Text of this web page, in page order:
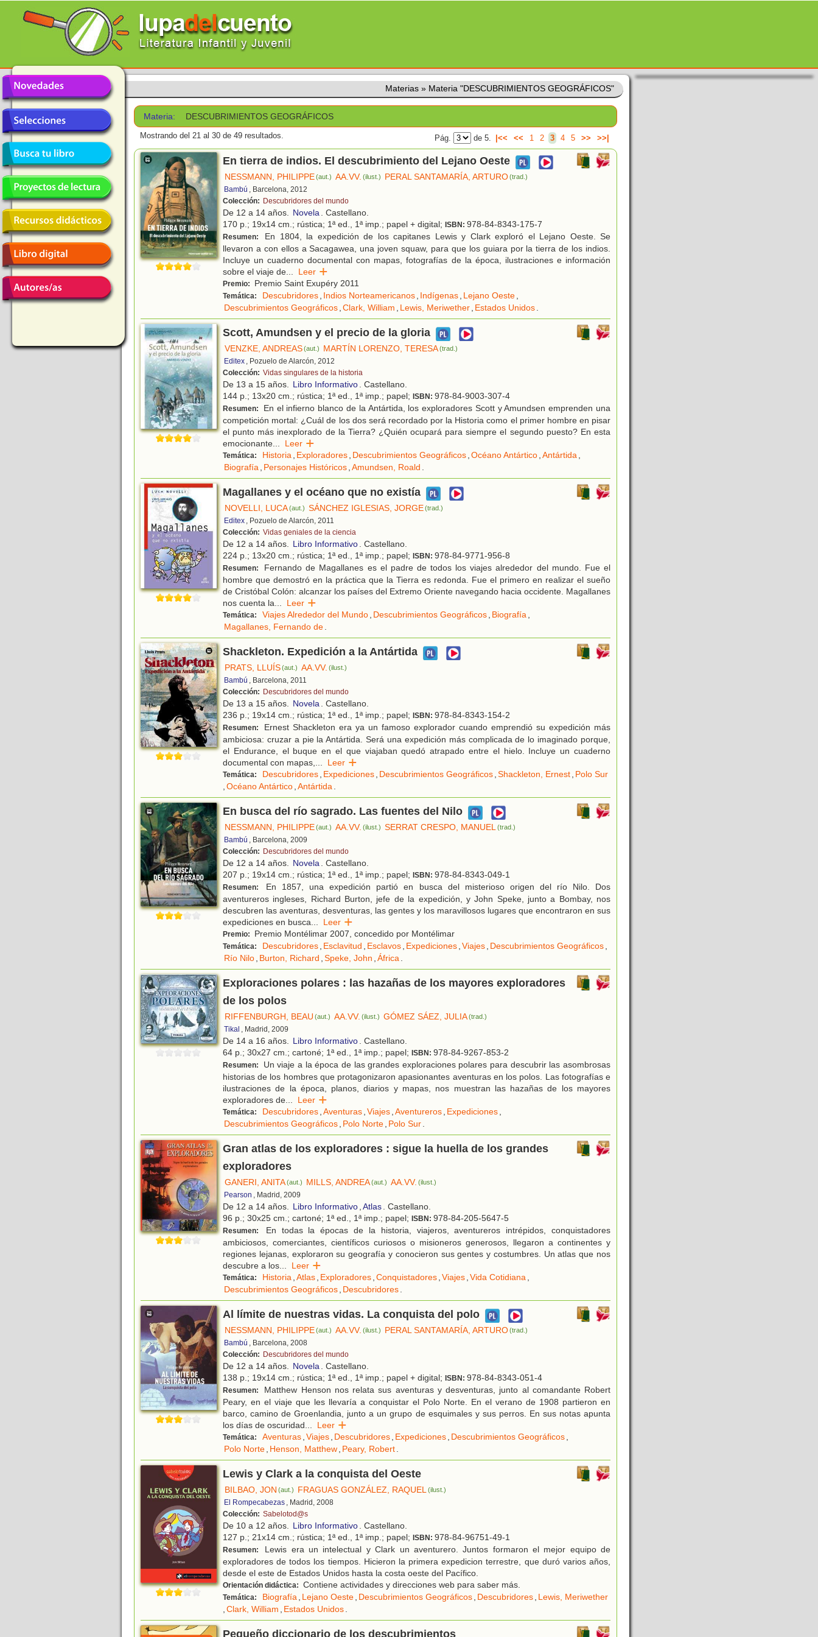
Materias » Materia "DESCUBRIMIENTOS GEOGRÁFICOS"
Materia: DESCUBRIMIENTOS GEOGRÁFICOS
Mostrando del 21 al 30 de 49 resultados. Pág. de 5. |<< << 1 2 3 4 5 >> >>|
En tierra de indios. El descubrimiento del Lejano Oeste
NESSMANN, PHILIPPE(aut.) AA.VV. (ilust.) PERAL SANTAMARÍA, ARTURO (trad.)
Bambú , Barcelona, 2012
Colección: Descubridores del mundo
De 12 a 14 años. Novela. Castellano.
170 p.; 19x14 cm.; rústica; 1ª ed., 1ª imp.; papel + digital; ISBN: 978-84-8343-175-7
Resumen:
En 1804, la expedición de los capitanes Lewis y Clark exploró el Lejano Oeste. Se
llevaron a con ellos a Sacagawea, una joven squaw, para que los guiara por la tierra de los indios.
Incluye un cuaderno documental con mapas, fotografías de la época, ilustraciones e información
sobre el viaje de... Leer
Premio: Premio Saint Exupéry 2011
Temática: Descubridores, Indios Norteamericanos, Indígenas, Lejano Oeste,
Descubrimientos Geográficos,Clark, William , Lewis, Meriwether, Estados Unidos.
Scott, Amundsen y el precio de la gloria
VENZKE, ANDREAS(aut.) MARTÍN LORENZO, TERESA(trad.)
Editex , Pozuelo de Alarcón, 2012
Colección: Vidas singulares de la historia
De 13 a 15 años. Libro Informativo. Castellano.
144 p.; 13x20 cm.; rústica; 1ª ed., 1ª imp.; papel; ISBN: 978-84-9003-307-4
Resumen:
En el infierno blanco de la Antártida, los exploradores Scott y Amundsen emprenden una
competición mortal: ¿Cuál de los dos será recordado por la Historia como el primer hombre en pisar
el punto más inexplorado de la Tierra? ¿Quién ocupará para siempre el segundo puesto? En esta
emocionante... Leer
Temática: Historia, Exploradores, Descubrimientos Geográficos,Océano Antártico,Antártida,
Biografía, Personajes Históricos,Amundsen, Roald .
Magallanes y el océano que no existía
NOVELLI, LUCA(aut.) SÁNCHEZ IGLESIAS, JORGE(trad.)
Editex , Pozuelo de Alarcón, 2011
Colección: Vidas geniales de la ciencia
De 12 a 14 años. Libro Informativo. Castellano.
224 p.; 13x20 cm.; rústica; 1ª ed., 1ª imp.; papel; ISBN: 978-84-9771-956-8
Resumen:
Fernando de Magallanes es el padre de todos los viajes alrededor del mundo. Fue el
hombre que demostró en la práctica que la Tierra es redonda. Fue el primero en realizar el sueño
de Cristóbal Colón: alcanzar los países del Extremo Oriente navegando hacia occidente. Magallanes
nos cuenta la... Leer
Temática: Viajes Alrededor del Mundo, Descubrimientos Geográficos, Biografía,
Magallanes, Fernando de.
Shackleton. Expedición a la Antártida
PRATS, LLUÍS(aut.) AA.VV. (ilust.)
Bambú , Barcelona, 2011
Colección: Descubridores del mundo
De 13 a 15 años. Novela. Castellano.
236 p.; 19x14 cm.; rústica; 1ª ed., 1ª imp.; papel; ISBN: 978-84-8343-154-2
Resumen:
Ernest Shackleton era ya un famoso explorador cuando emprendió su expedición más
ambiciosa: cruzar a pie la Antártida. Será una expedición más complicada de lo imaginado porque,
el Endurance, el buque en el que viajaban quedó atrapado entre el hielo. Incluye un cuaderno
documental con mapas,... Leer
Temática: Descubridores, Expediciones, Descubrimientos Geográficos,Shackleton, Ernest, Polo Sur
,Océano Antártico,Antártida.
En busca del río sagrado. Las fuentes del Nilo
NESSMANN, PHILIPPE(aut.) AA.VV. (ilust.) SERRAT CRESPO, MANUEL (trad.)
Bambú , Barcelona, 2009
Colección: Descubridores del mundo
De 12 a 14 años. Novela. Castellano.
207 p.; 19x14 cm.; rústica; 1ª ed., 1ª imp.; papel; ISBN: 978-84-8343-049-1
Resumen:
En 1857, una expedición partió en busca del misterioso origen del río Nilo. Dos
aventureros ingleses, Richard Burton, jefe de la expedición, y John Speke, junto a Bombay, nos
descubren las aventuras, desventuras, las gentes y los maravillosos lugares que encontraron en sus
expediciones en busca... Leer
Premio: Premio Montélimar 2007, concedido por Montélimar
Temática: Descubridores, Esclavitud , Esclavos, Expediciones,Viajes, Descubrimientos Geográficos,
Río Nilo, Burton, Richard ,Speke, John ,África.
Exploraciones polares : las hazañas de los mayores exploradores
de los polos
RIFFENBURGH, BEAU (aut.) AA.VV. (ilust.) GÓMEZ SÁEZ, JULIA(trad.)
Tikal , Madrid, 2009
De 14 a 16 años. Libro Informativo. Castellano.
64 p.; 30x27 cm.; cartoné; 1ª ed., 1ª imp.; papel; ISBN: 978-84-9267-853-2
Resumen:
Un viaje a la época de las grandes exploraciones polares para descubrir las asombrosas
historias de los hombres que protagonizaron apasionantes aventuras en los polos. Las fotografías e
ilustraciones de la época, planos, diarios y mapas, nos muestran las hazañas de los mayores
exploradores de... Leer
Temática: Descubridores,Aventuras,Viajes,Aventureros, Expediciones,
Descubrimientos Geográficos, Polo Norte, Polo Sur.
Gran atlas de los exploradores : sigue la huella de los grandes
exploradores
GANERI, ANITA(aut.) MILLS, ANDREA(aut.) AA.VV. (ilust.)
Pearson , Madrid, 2009
De 12 a 14 años. Libro Informativo,Atlas. Castellano.
96 p.; 30x25 cm.; cartoné; 1ª ed., 1ª imp.; papel; ISBN: 978-84-205-5647-5
Resumen:
En todas la épocas de la historia, viajeros, aventureros intrépidos, conquistadores
ambiciosos, comerciantes, científicos curiosos o misioneros generosos, llegaron a continentes y
regiones lejanas, exploraron su geografía y conocieron sus gentes y costumbres. Un atlas que nos
descubre a los... Leer
Temática: Historia,Atlas, Exploradores,Conquistadores,Viajes,Vida Cotidiana,
Descubrimientos Geográficos, Descubridores.
Al límite de nuestras vidas. La conquista del polo
NESSMANN, PHILIPPE(aut.) AA.VV. (ilust.) PERAL SANTAMARÍA, ARTURO (trad.)
Bambú , Barcelona, 2008
Colección: Descubridores del mundo
De 12 a 14 años. Novela. Castellano.
138 p.; 19x14 cm.; rústica; 1ª ed., 1ª imp.; papel + digital; ISBN: 978-84-8343-051-4
Resumen:
Matthew Henson nos relata sus aventuras y desventuras, junto al comandante Robert
Peary, en el viaje que les llevaría a conquistar el Polo Norte. En el verano de 1908 partieron en
barco, camino de Groenlandia, junto a un grupo de esquimales y sus perros. En sus notas apunta
los días de oscuridad... Leer
Temática: Aventuras,Viajes, Descubridores, Expediciones, Descubrimientos Geográficos,
Polo Norte, Henson, Matthew, Peary, Robert.
Lewis y Clark a la conquista del Oeste
BILBAO, JON (aut.) FRAGUAS GONZÁLEZ, RAQUEL(ilust.)
El Rompecabezas , Madrid, 2008
Colección: Sabelotod@s
De 10 a 12 años. Libro Informativo. Castellano.
127 p.; 21x14 cm.; rústica; 1ª ed., 1ª imp.; papel; ISBN: 978-84-96751-49-1
Resumen:
Lewis era un intelectual y Clark un aventurero. Juntos formaron el mejor equipo de
exploradores de todos los tiempos. Hicieron la primera expedicion terrestre, que duró varios años,
desde el este de Estados Unidos hasta la costa oeste del Pacífico.
Orientación didáctica: Contiene actividades y direcciones web para saber más.
Temática: Biografía, Lejano Oeste, Descubrimientos Geográficos, Descubridores, Lewis, Meriwether
,Clark, William , Estados Unidos.
Pequeño diccionario de los descubrimientos